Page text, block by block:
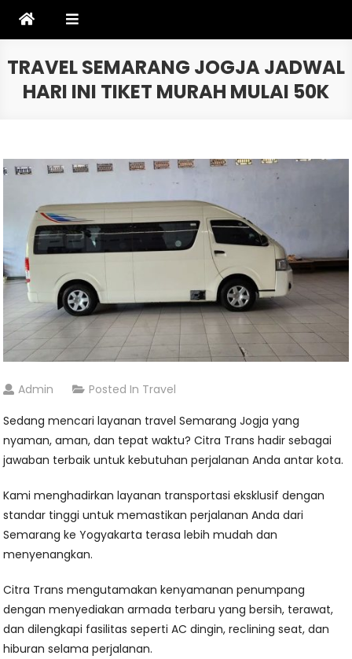
TRAVEL SEMARANG JOGJA JADWAL
HARI INI TIKET MURAH MULAI 50K
Admin Posted In Travel
Sedang mencari layanan travel Semarang Jogja yang
nyaman, aman, dan tepat waktu? Citra Trans hadir sebagai
jawaban terbaik untuk kebutuhan perjalanan Anda antar kota.
Kami menghadirkan layanan transportasi eksklusif dengan
standar tinggi untuk memastikan perjalanan Anda dari
Semarang ke Yogyakarta terasa lebih mudah dan
menyenangkan.
Citra Trans mengutamakan kenyamanan penumpang
dengan menyediakan armada terbaru yang bersih, terawat,
dan dilengkapi fasilitas seperti AC dingin, reclining seat, dan
hiburan selama perjalanan.